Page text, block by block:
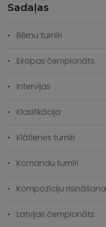
Sadaļas
Bērnu turnīri
Eiropas čempionāts
Intervijas
Klasifikācija
Klātienes turnīri
Komandu turnīri
Kompozīciju risināšana
Latvijas čempionāts